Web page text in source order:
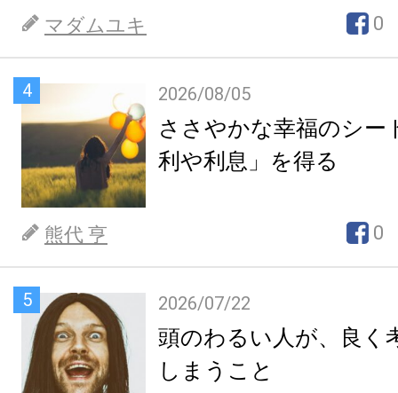
マダムユキ 0
4 2026/08/05
ささやかな幸福のシー
利や利息」を得る
熊代 亨 0
5 2026/07/22
頭のわるい人が、良く
しまうこと